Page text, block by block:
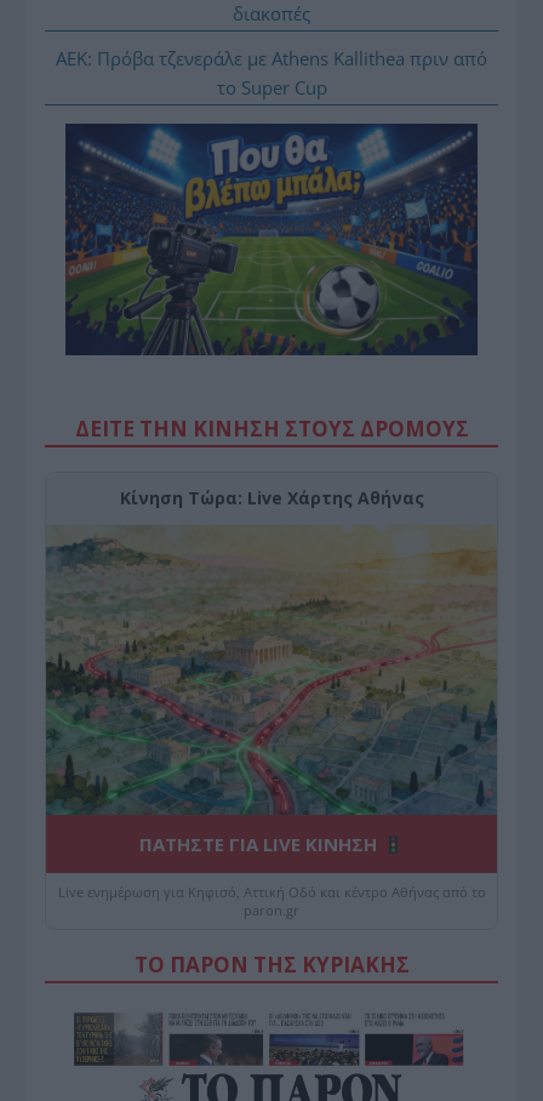
διακοπές
ΑΕΚ: Πρόβα τζενεράλε με Athens Kallithea πριν από
το Super Cup
ΔΕΙΤΕ ΤΗΝ ΚΙΝΗΣΗ ΣΤΟΥΣ ΔΡΌΜΟΥΣ
Κίνηση Τώρα: Live Χάρτης Αθήνας
ΠΑΤΗΣΤΕ ΓΙΑ LIVE ΚΙΝΗΣΗ
Live ενημέρωση για Κηφισό, Αττική Οδό και κέντρο Αθήνας από το
paron.gr
ΤΟ ΠΑΡΟΝ ΤΗΣ ΚΥΡΙΑΚΗΣ